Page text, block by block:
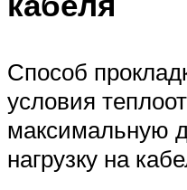
Способ
условия
максимальную
нагрузку на